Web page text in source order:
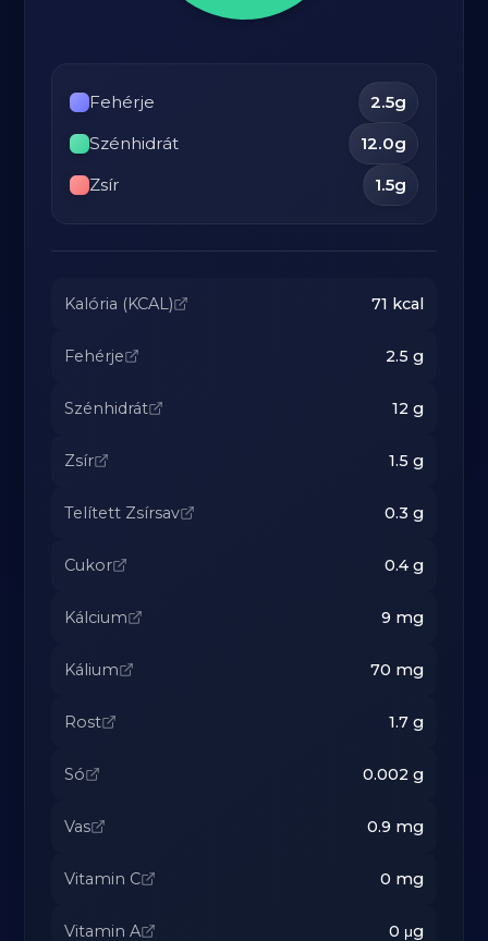
Fehérje 2.5g
Szénhidrát
12.0g
Zsír
1.5g
Kalória (KCAL) 71 kcal
Fehérje 2.5 g
Szénhidrát 12 g
Zsír 1.5 g
Telített Zsírsav 0.3 g
Cukor 0.4g
Kálcium 9 mg
Kálium 70 mg
Rost 1.7g
Só 0.002 g
Vas 0.9 mg
Vitamin C 0 mg
Vitamin A 0 μg